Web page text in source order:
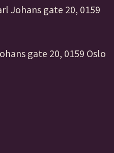
Johans gate 20, 0159
gate 20, 0159 Oslo